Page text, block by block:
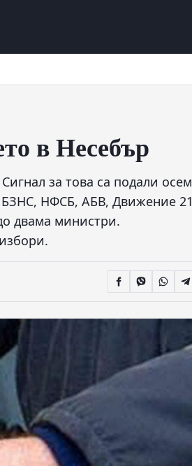
в Несебър
за това са подали осем
НФСБ, АБВ, Движение 21
двама министри.